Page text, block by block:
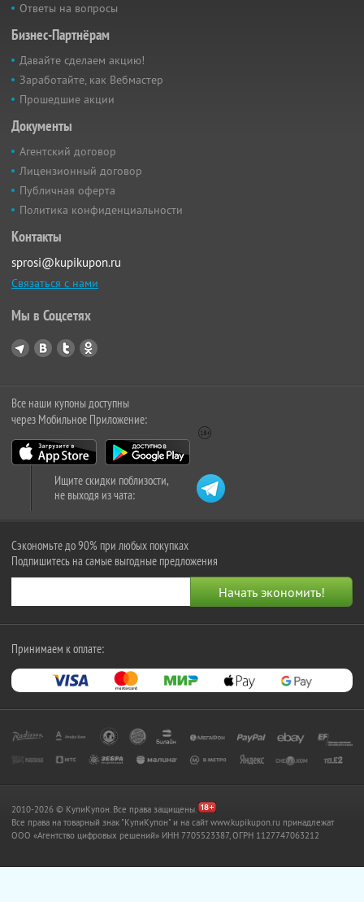
Ответы на вопросы
Бизнес-Партнёрам
Давайте сделаем акцию!
Заработайте, как Вебмастер
Прошедшие акции
Документы
Агентский договор
Лицензионный договор
Публичная оферта
Политика конфиденциальности
Контакты
sprosi@kupikupon.ru
Связаться с нами
Мы в Соцсетях
Все наши купоны доступны
через Мобильное Приложение:
Ищите скидки поблизости,
не выходя из чата:
Сэкономьте до 90% при любых покупках
Подпишитесь на самые выгодные предложения
Принимаем к оплате:
2010-2026 © КупиКупон. Все права защищены.
Все права на товарный знак "КупиКупон" и на сайт www.kupikupon.ru принадлежат
OOO «Агентство цифровых решений» ИНН 7705523387, ОГРН 1127747063212